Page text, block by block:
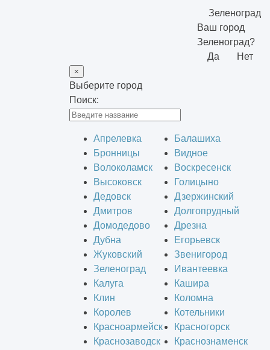
Зеленоград
Ваш город
Зеленоград?
Да
Нет
×
Выберите город
Поиск:
Апрелевка
Балашиха
Бронницы
Видное
Волоколамск
Воскресенск
Высоковск
Голицыно
Дедовск
Дзержинский
Дмитров
Долгопрудный
Домодедово
Дрезна
Дубна
Егорьевск
Жуковский
Звенигород
Зеленоград
Ивантеевка
Калуга
Кашира
Клин
Коломна
Королев
Котельники
Красноармейск
Красногорск
Краснозаводск
Краснознаменск